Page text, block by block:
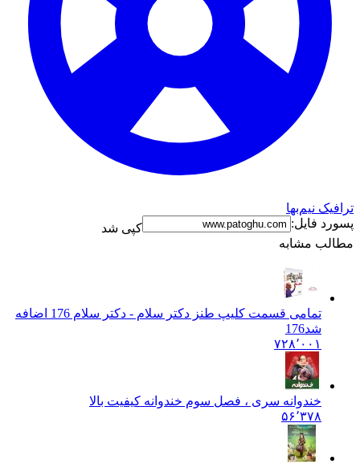
ترافیک نیم‌بها
پسورد فایل:
کپی شد
مطالب مشابه
تمامی قسمت کلیپ طنز دکتر سلام - دکتر سلام 176 اضافه
شد176
۷۲۸٬۰۰۱
خندوانه سری ، فصل سوم خندوانه کیفیت بالا
۵۶٬۳۷۸